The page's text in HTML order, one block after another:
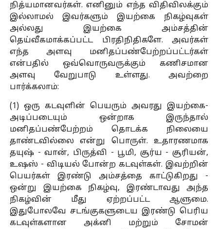
நித்யமானவர்கள். எனினும் எந்த விதிவிலக்கும்
இல்லாமல் இவர்களும் இயற்கை நிகழ்வுகள்
அல்லது இயற்கை அம்சத்தின்
தெய்வீகமாக்கப்பட்ட பிரதிநிதிகளே. அவர்கள்
எந்த அளவு மனிதப்பண்பேற்றப்பட்டர்கள்
என்பதில் ஒவ்வொருவருக்கும் கணிசமான
அளவு வேறுபாடு உள்ளது. அவற்றை
பார்க்கலாம்:
(1) ஒரு கடவுளின் பெயரும் அவரது இயற்கை-
அடிப்படையும் ஒன்றாக இருந்தால்
மனிதப்பண்பேற்றம் தொடக்க நிலையை
தாண்டவில்லை என்று பொருள். உதாரணமாக
தயுஷ் - வான், பிருத்வி - பூமி, சூர்ய - சூரியன்,
உஷஸ் - விடியல் போன்ற கடவுள்கள். இவற்றின்
பெயர்கள் இரண்டு அம்சத்தை காட்டுகிறது -
ஒன்று இயற்கை நிகழ்வு, இரண்டாவது அந்த
நிகழ்வின் மீது ஏற்றப்பட்ட ஆளுமை.
இதுபோலவே சடங்குகளுடைய இரண்டு பெரிய
கடவுள்களான அக்னி மற்றும் சோமன்